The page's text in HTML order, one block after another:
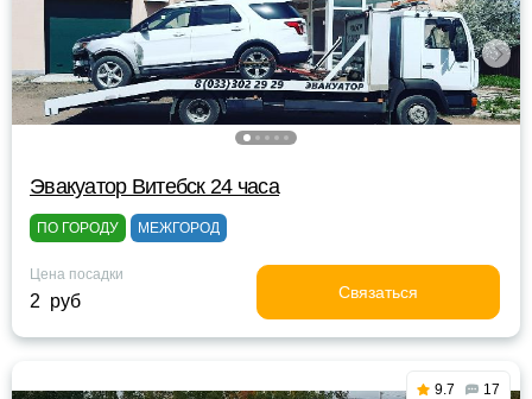
Эвакуатор Витебск 24 часа
ПО ГОРОДУ МЕЖГОРОД
Цена посадки
2 руб Связаться
9.7 17